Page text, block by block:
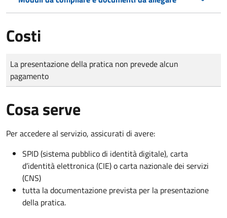
Costi
Tipo di pagamento
Importo
La presentazione della pratica non prevede alcun
pagamento
Cosa serve
Per accedere al servizio, assicurati di avere:
SPID (sistema pubblico di identità digitale), carta
d’identità elettronica (CIE) o carta nazionale dei servizi
(CNS)
tutta la documentazione prevista per la presentazione
della pratica.